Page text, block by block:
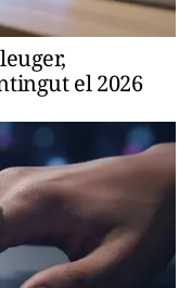
el 2026